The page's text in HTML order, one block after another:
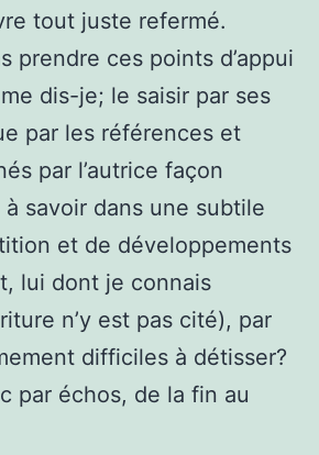
tout juste refermé.
prendre ces points d’appui
dis-je; le saisir par ses
par les références et
par l’autrice façon
savoir dans une subtile
et de développements
lui dont je connais
n’y est pas cité), par
difficiles à détisser?
par échos, de la fin au